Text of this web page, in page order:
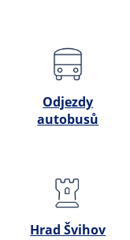
Odjezdy
autobusů
Hrad Švihov